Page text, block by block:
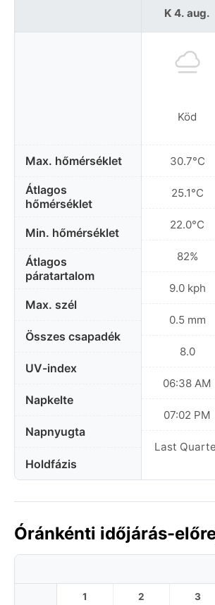
Max. hőmérséklet
Átlagos
hőmérséklet
Min. hőmérséklet
Átlagos
páratartalom
Max. szél
Összes csapadék
UV-index
Napkelte
Napnyugta
Holdfázis
K 4. aug.
Köd
30.7°C
25.1°C
22.0°C
82%
9.0 kph
0.5 mm
8.0
06:38 AM
07:02 PM
Last
Óránkénti időjárás-
1 2 3